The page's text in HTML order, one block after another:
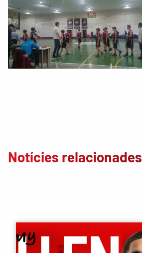
Notícies relacionades